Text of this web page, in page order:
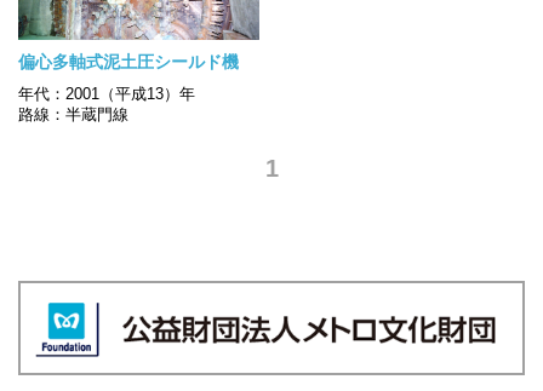
偏心多軸式泥土圧シールド機
年代：2001（平成13）年
路線：半蔵門線
1